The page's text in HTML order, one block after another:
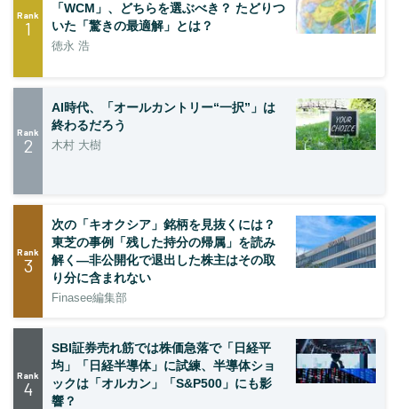
Rank
1
「WCM」、どちらを選ぶべき？ たどりつ
いた「驚きの最適解」とは？
徳永 浩
Rank
2
AI時代、「オールカントリー“一択”」は
終わるだろう
木村 大樹
Rank
3
次の「キオクシア」銘柄を見抜くには？
東芝の事例「残した持分の帰属」を読み
解く—非公開化で退出した株主はその取
り分に含まれない
Finasee編集部
Rank
4
SBI証券売れ筋では株価急落で「日経平
均」「日経半導体」に試練、半導体ショ
ックは「オルカン」「S&P500」にも影
響？